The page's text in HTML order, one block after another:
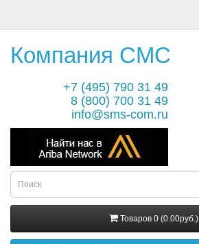
Компания СМС
+7 (495) 790 31 49
8 (800) 700 31 49
info@sms-com.ru
Товаров 0 (0.00руб.)